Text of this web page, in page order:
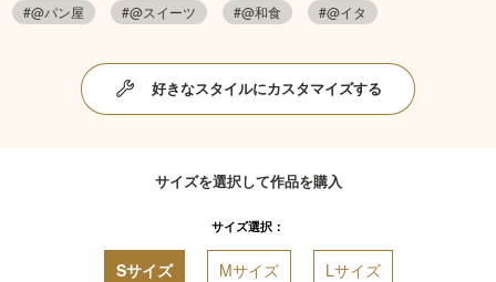
#@パン屋
#@スイーツ #@和食 #@イタ
好きなスタイルにカスタマイズする
サイズを選択して作品を購入
サイズ選択：
Sサイズ Mサイズ Lサイズ